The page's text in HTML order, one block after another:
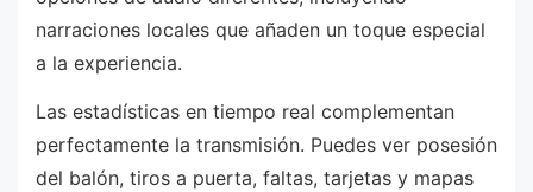
narraciones locales que añaden un toque especial
a la experiencia.
Las estadísticas en tiempo real complementan
perfectamente la transmisión. Puedes ver posesión
del balón, tiros a puerta, faltas, tarjetas y mapas